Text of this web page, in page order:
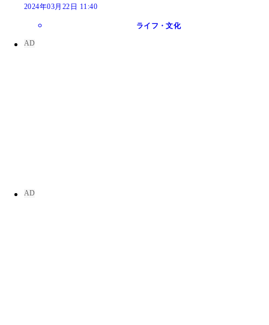
2024年03月22日 11:40
ライフ・文化